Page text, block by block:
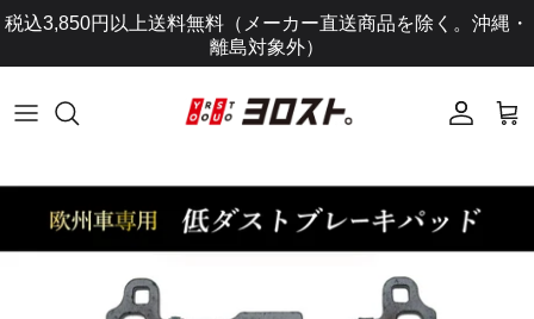
コ
テ
ツ
ス
税込3,850円以上送料無料（メーカー直送商品を除く。沖縄・
離島対象外）